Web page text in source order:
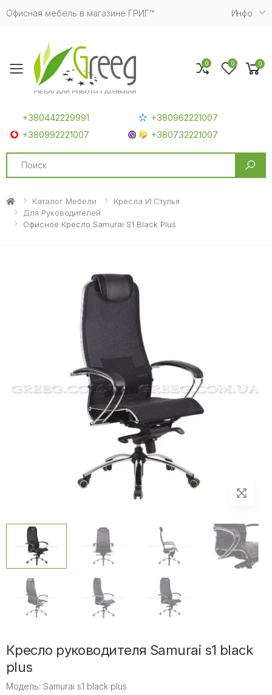
Офисная мебель в магазине ГРИГ™ Инфо
Toggle mobile menu
+380442229991
+380962221007
+380992221007
+380732221007
Search
0 0 0
Каталог Мебели
Кресла И Стулья
Для Руководителей
Офисное Кресло Samurai S1 Black Plus
Кресло руководителя Samurai s1 black
plus
Модель: Samurai s1 black plus